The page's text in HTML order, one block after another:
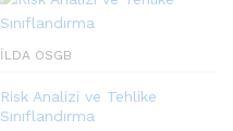
İLDA OSGB
Risk Analizi ve Tehlike
Sınıflandırma